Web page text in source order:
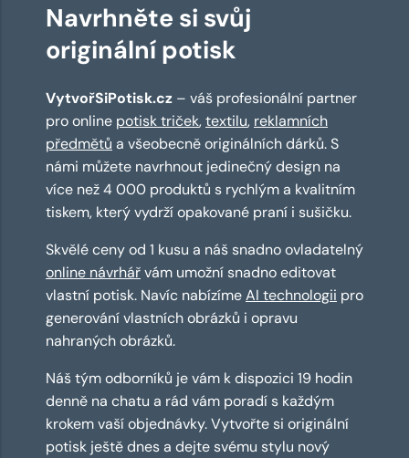
Navrhněte si svůj
originální potisk
VytvořSiPotisk.cz – váš profesionální partner
pro online potisk triček,textilu, reklamních
předmětů a všeobecně originálních dárků. S
námi můžete navrhnout jedinečný design na
více než 4 000 produktů s rychlým a kvalitním
tiskem, který vydrží opakované praní i sušičku.
Skvělé ceny od 1 kusu a náš snadno ovladatelný
online návrhářvám umožní snadno editovat
vlastní potisk. Navíc nabízímeAI technologii pro
generování vlastních obrázků i opravu
nahraných obrázků.
Náš tým odborníků je vám k dispozici 19 hodin
denně na chatu a rád vám poradí s každým
krokem vaší objednávky. Vytvořte si originální
potisk ještě dnes a dejte svému stylu nový